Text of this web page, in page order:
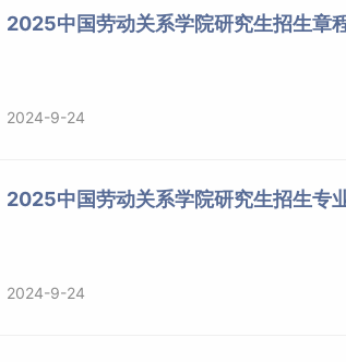
公共部门绩效管理、社会组织管理、公共管理
2025中国劳动关系学院研究生招生章
2024-9-24
2025中国劳动关系学院研究生招生专
2024-9-24